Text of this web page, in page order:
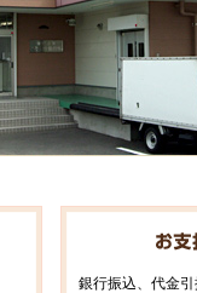
銀行振込、代金